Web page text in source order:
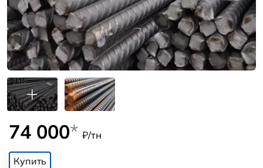
74 000* ₽/тн
Купить